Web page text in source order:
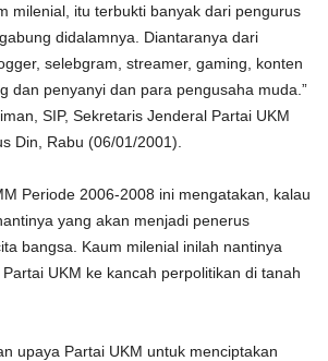
milenial, itu terbukti banyak dari pengurus
didalamnya. Diantaranya dari
selebgram, streamer, gaming, konten
dan penyanyi dan para pengusaha muda.”
SIP, Sekretaris Jenderal Partai UKM
Din, Rabu (06/01/2001).
Periode 2006-2008 ini mengatakan, kalau
yang akan menjadi penerus
bangsa. Kaum milenial inilah nantinya
UKM ke kancah perpolitikan di tanah
upaya Partai UKM untuk menciptakan